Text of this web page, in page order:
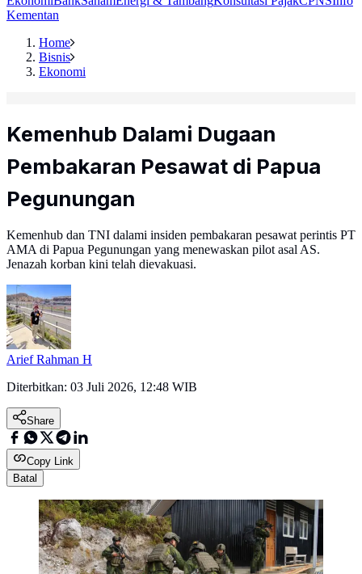
Kementan
Home
Bisnis
Ekonomi
Kemenhub Dalami Dugaan
Pembakaran Pesawat di Papua
Pegunungan
Kemenhub dan TNI dalami insiden pembakaran pesawat perintis PT
AMA di Papua Pegunungan yang menewaskan pilot asal AS.
Jenazah korban kini telah dievakuasi.
Arief Rahman H
Diterbitkan: 03 Juli 2026, 12:48 WIB
Share
Copy Link
Batal